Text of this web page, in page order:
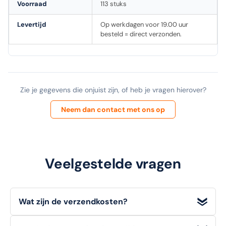
Voorraad 113 stuks
Levertijd
Op werkdagen voor 19.00 uur
besteld = direct verzonden.
Zie je gegevens die onjuist zijn, of heb je vragen hierover?
Neem dan contact met ons op
Veelgestelde vragen
Wat zijn de verzendkosten?